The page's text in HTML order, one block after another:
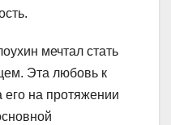
мечтал стать
Эта любовь к
его на протяжении